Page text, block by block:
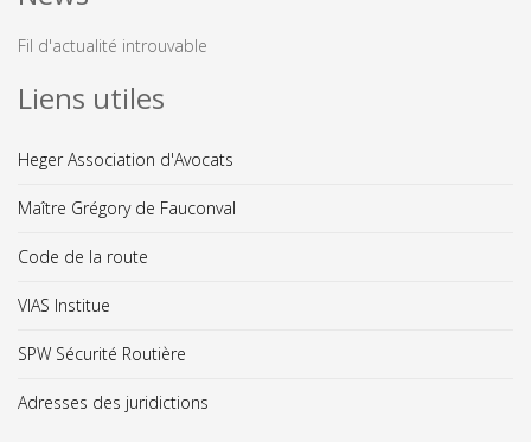
Fil d'actualité introuvable
Liens utiles
Heger Association d'Avocats
Maître Grégory de Fauconval
Code de la route
VIAS Institue
SPW Sécurité Routière
Adresses des juridictions